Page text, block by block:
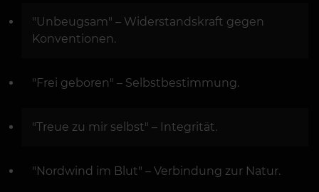
"Unbeugsam" – Widerstandskraft gegen
Konventionen.
"Frei geboren" – Selbstbestimmung.
"Treue zu mir selbst" – Integrität.
"Nordwind im Blut" – Verbindung zur Natur.